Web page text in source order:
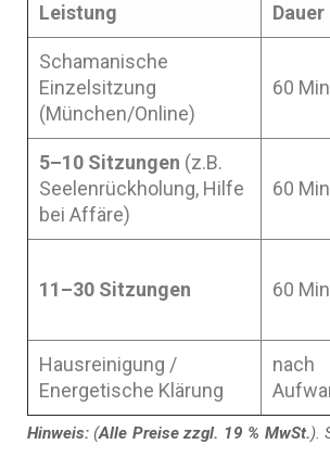
Leistung Dauer
Schamanische
Einzelsitzung
(München/Online)
60
5–10 Sitzungen (z.B.
Seelenrückholung, Hilfe
bei Affäre)
60
11–30 Sitzungen 60
Hausreinigung /
Energetische Klärung
nach
Hinweis: (Alle Preise zzgl. 19 % MwSt.).